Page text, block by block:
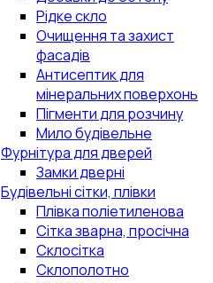
Рідке скло
Очищення та захист
фасадів
Антисептик для
мінеральних поверхонь
Пігменти для розчину
Мило будівельне
Фурнітура для дверей
Замки дверні
Будівельні сітки, плівки
Плівка поліетиленова
Сітка зварна, просічна
Склосітка
Склополотно